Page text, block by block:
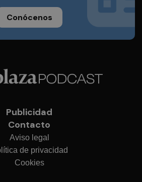
Conócenos
Publicidad
Contacto
Aviso legal
de privacidad
Cookies